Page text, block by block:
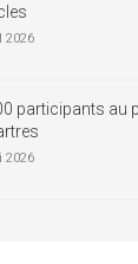
2026
participants au
2026